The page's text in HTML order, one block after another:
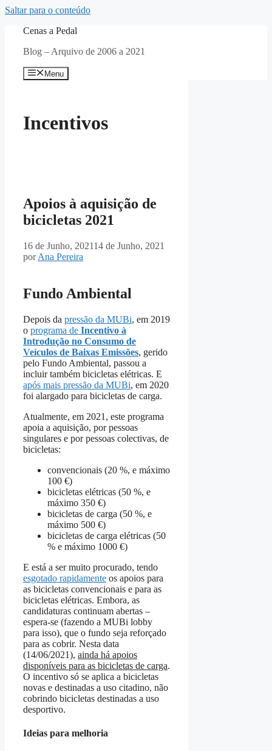
Saltar para o conteúdo
Cenas a Pedal
Blog – Arquivo de 2006 a 2021
Menu
Incentivos
Apoios à aquisição de
bicicletas 2021
16 de Junho, 202114 de Junho, 2021
porAna Pereira
Fundo Ambiental
Depois da pressão da MUBi, em 2019
o programa de Incentivo à
Introdução no Consumo de
Veículos de Baixas Emissões, gerido
pelo Fundo Ambiental, passou a
incluir também bicicletas elétricas. E
após mais pressão da MUBi, em 2020
foi alargado para bicicletas de carga.
Atualmente, em 2021, este programa
apoia a aquisição, por pessoas
singulares e por pessoas colectivas, de
bicicletas:
convencionais (20 %, e máximo
100 €)
bicicletas elétricas (50 %, e
máximo 350 €)
bicicletas de carga (50 %, e
máximo 500 €)
bicicletas de carga elétricas (50
% e máximo 1000 €)
E está a ser muito procurado, tendo
esgotado rapidamente os apoios para
as bicicletas convencionais e para as
bicicletas elétricas. Embora, as
candidaturas continuam abertas –
espera-se (fazendo a MUBi lobby
para isso), que o fundo seja reforçado
para as cobrir. Nesta data
(14/06/2021), ainda há apoios
disponíveis para as bicicletas de carga.
O incentivo só se aplica a bicicletas
novas e destinadas a uso citadino, não
cobrindo bicicletas destinadas a uso
desportivo.
Ideias para melhoria